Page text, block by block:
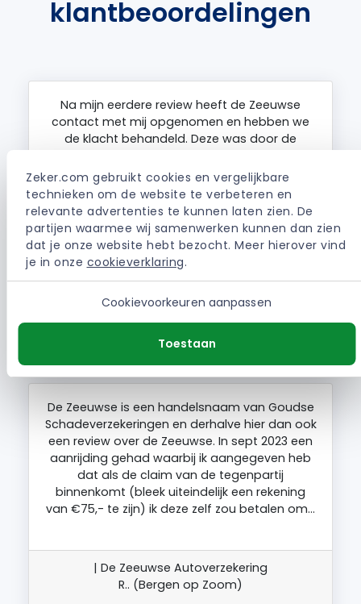
Zeker.com gebruikt cookies en vergelijkbare
technieken om de website te verbeteren en
relevante advertenties te kunnen laten zien. De
partijen waarmee wij samenwerken kunnen dan zien
dat je onze website hebt bezocht. Meer hierover vind
je in onze cookieverklaring.
Cookievoorkeuren aanpassen
Toestaan
klantbeoordelingen
Na mijn eerdere review heeft de Zeeuwse
contact met mij opgenomen en hebben we
de klacht behandeld. Deze was door de
zeer constructief gesprek en deze klacht
wordt meegenomen in hoe zaken beter
kunnen in de toekomst. Oke, bedrijven kunnen
fouten maken, maar…
| De Zeeuwse Autoverzekering
R.. (Bergen op Zoom)
Bekijk
De Zeeuwse is een handelsnaam van Goudse
Schadeverzekeringen en derhalve hier dan ook
een review over de Zeeuwse. In sept 2023 een
aanrijding gehad waarbij ik aangegeven heb
dat als de claim van de tegenpartij
binnenkomt (bleek uiteindelijk een rekening
van €75,- te zijn) ik deze zelf zou betalen om…
| De Zeeuwse Autoverzekering
R.. (Bergen op Zoom)